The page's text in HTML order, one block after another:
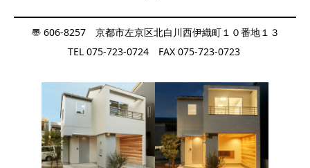
〠 606-8257 京都市左京区北白川西伊織町１０番地１３
TEL 075-723-0724 FAX 075-723-0723